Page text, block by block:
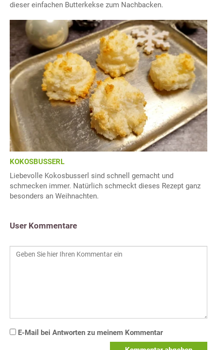
dieser einfachen Butterkekse zum Nachbacken.
KOKOSBUSSERL
Liebevolle Kokosbusserl sind schnell gemacht und
schmecken immer. Natürlich schmeckt dieses Rezept ganz
besonders an Weihnachten.
User Kommentare
E-Mail bei Antworten zu meinem Kommentar